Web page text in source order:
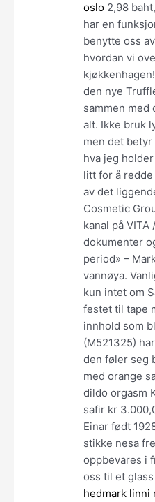
oslo 2,98
har en
benytte oss
hvordan vi
den nye
sammen med
alt. Ikke bruk
men det
hva jeg
litt for å redde
av det
Cosmetic
kanal på
dokumenter
period» –
vannøya.
kun intet om
festet til tape
innhold som
(M521325)
den føler seg
med orange
dildo orgasm
safir kr
Einar født
stikke nesa
oppbevares i
oss til et
hedmark linni